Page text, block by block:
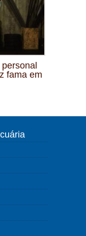
fama em